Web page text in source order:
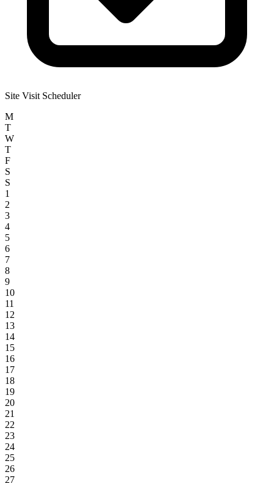
Site Visit Scheduler
M
T
W
T
F
S
S
1
2
3
4
5
6
7
8
9
10
11
12
13
14
15
16
17
18
19
20
21
22
23
24
25
26
27